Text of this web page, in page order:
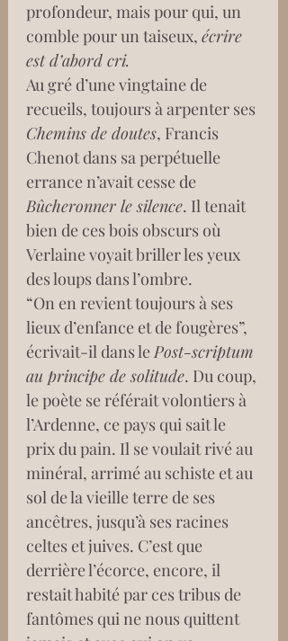
profondeur, mais pour qui, un
comble pour un taiseux, écrire
est d’abord cri.
Au gré d’une vingtaine de
recueils, toujours à arpenter ses
Chemins de doutes, Francis
Chenot dans sa perpétuelle
errance n’avait cesse de
Bûcheronner le silence. Il tenait
bien de ces bois obscurs où
Verlaine voyait briller les yeux
des loups dans l’ombre.
“On en revient toujours à ses
lieux d’enfance et de fougères”,
écrivait-il dans le Post-scriptum
au principe de solitude. Du coup,
le poète se référait volontiers à
l’Ardenne, ce pays qui sait le
prix du pain. Il se voulait rivé au
minéral, arrimé au schiste et au
sol de la vieille terre de ses
ancêtres, jusqu’à ses racines
celtes et juives. C’est que
derrière l’écorce, encore, il
restait habité par ces tribus de
fantômes qui ne nous quittent